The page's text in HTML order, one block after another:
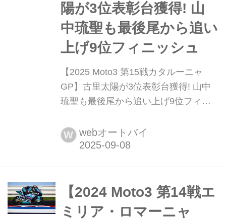
陽が3位表彰台獲得! 山
中琉聖も最後尾から追い
上げ9位フィニッシュ
【2025 Moto3 第15戦カタルーニャ
GP】古里太陽が3位表彰台獲得! 山中
琉聖も最後尾から追い上げ9位フィニ
て、スペインのカタルニア・サーキッ
トにてMotoGP第15戦カタルーニャGP
動。古里太陽(Honda Team Asia)と山
中琉聖(FRINSA - MT Helmets -...
W webオートバイ
​​【2024 Moto3 第14戦エ
ミリア・ロマーニャ